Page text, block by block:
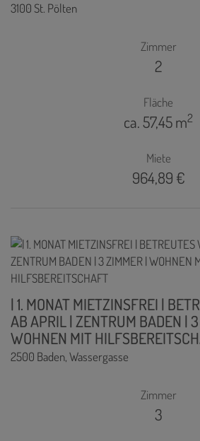
3100 St. Pölten
Zimmer
2
Fläche
ca. 57,45 m2
Miete
964,89 €
| 1. MONAT MIETZINSFREI |
AB APRIL | ZENTRUM BADEN |
WOHNEN MIT
2500 Baden, Wassergasse
Zimmer
3